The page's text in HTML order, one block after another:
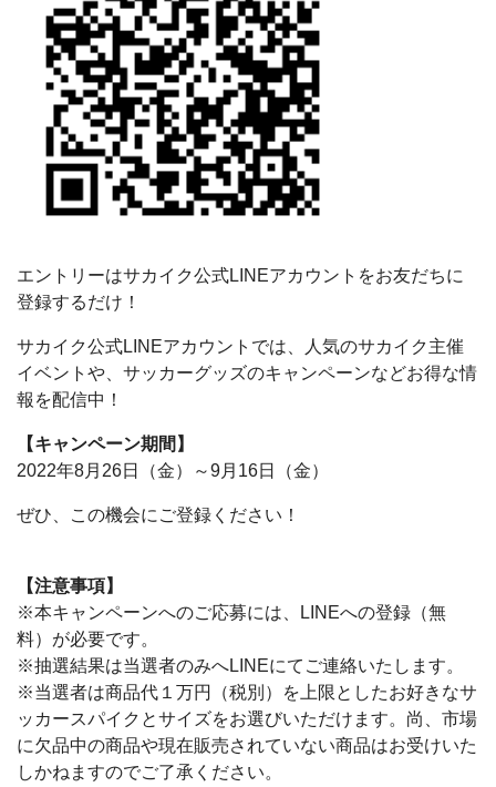
エントリーはサカイク公式LINEアカウントをお友だちに
登録するだけ！
サカイク公式LINEアカウントでは、人気のサカイク主催
イベントや、サッカーグッズのキャンペーンなどお得な情
報を配信中！
【キャンペーン期間】
2022年8月26日（金）～9月16日（金）
ぜひ、この機会にご登録ください！
【注意事項】
※本キャンペーンへのご応募には、LINEへの登録（無
料）が必要です。
※抽選結果は当選者のみへLINEにてご連絡いたします。
※当選者は商品代１万円（税別）を上限としたお好きなサ
ッカースパイクとサイズをお選びいただけます。尚、市場
に欠品中の商品や現在販売されていない商品はお受けいた
しかねますのでご了承ください。